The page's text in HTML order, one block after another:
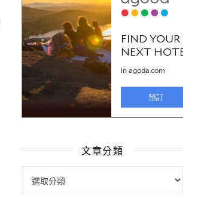
文章分類